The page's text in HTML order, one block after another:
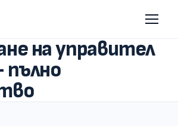
на управител
пълно